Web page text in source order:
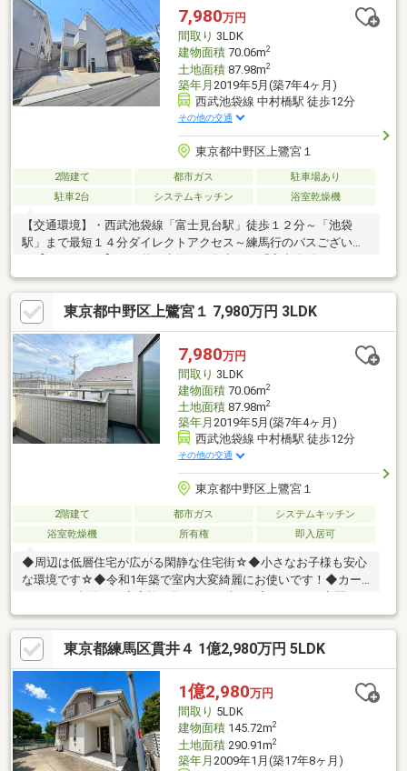
は一度ご相談お任せください。多数の提携銀行からご提案させて
いただきます！英語、中国語対応可能。お気軽にお問合せ下さ
い。03-6300-0038
7,980万円
間取り 3LDK
建物面積70.06m2
土地面積87.98m2
築年月 2019年5月(築7年4ヶ月)
西武池袋線 中村橋駅 徒歩12分
その他の交通
東京都中野区上鷺宮１
2階建て 都市ガス
駐車場あり
駐車2台
システムキッチン 浴室乾燥機
【交通環境】・西武池袋線「富士見台駅」徒歩１２分～「池袋
駅」まで最短１４分ダイレクトアクセス～練馬行のバスございま
PLAN・ご家族が集まりやすく、荷物の運搬が楽な１階リビング・
ご家族と会話を楽しみながら料理が出来る人気の対面キッチン・
２階主寝室は約７．２帖でキングサイズのベットも余裕です【リ
フォーム内容】・ベランダ塗装・洗面台、トイレ、新規交換・ダ
ウンライト新設、クロス全室貼替・ハウスクリーニングなど【設
備】・食器洗浄乾燥機・パントリー・浴室暖房乾燥機・オートバ
ス・シャワートイレ・グルニエなど
東京都中野区上鷺宮１ 7,980万円 3LDK
7,980万円
間取り 3LDK
建物面積70.06m2
土地面積87.98m2
築年月 2019年5月(築7年4ヶ月)
西武池袋線 中村橋駅 徒歩12分
その他の交通
東京都中野区上鷺宮１
2階建て 都市ガス
システムキッチン
浴室乾燥機
所有権 即入居可
◆周辺は低層住宅が広がる閑静な住宅街☆◆小さなお子様も安心
な環境です☆◆令和1年築で室内大変綺麗にお使いです！◆カー
っかり確保できる3LDKの間取りです♪◆ベランダ塗装、洗面台、
トイレ新調、ダウンライト新設、クロス全て張替、ハウスクリー
ニング
東京都練馬区貫井４ 1億2,980万円 5LDK
1億2,980万円
間取り 5LDK
建物面積145.72m2
土地面積290.91m2
築年月 2009年1月(築17年8ヶ月)